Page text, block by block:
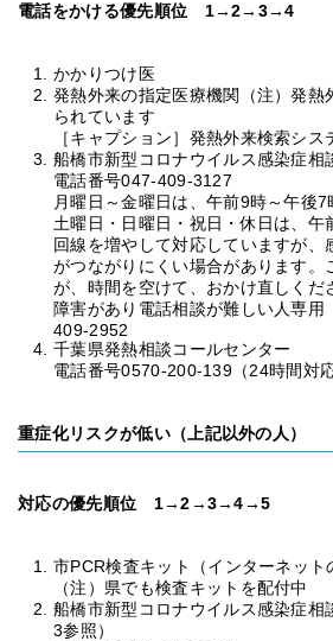
電話をかける優先順位 1→2→3→4
かかりつけ医
発熱外来の指定医療機関（注）発熱
られています
［キャプション］発熱外来検索シス
船橋市新型コロナウイルス感染症相
電話番号047-409-3127
月曜日～金曜日は、午前9時～午後
土曜日・日曜日・祝日・休日は、午
回線を増やして対応していますが、
がつながりにくい場合があります。
が、時間を空けて、おかけ直しくだ
障害があり電話相談が難しい人専
409-2952
千葉県発熱相談コールセンター
電話番号0570-200-139（24時間対応
重症化リスクが低い（上記以外の人）
対応の優先順位 1→2→3→4→5
市PCR検査キット（インターネット
（注）県でも検査キットを配付中
船橋市新型コロナウイルス感染症相
3参照）